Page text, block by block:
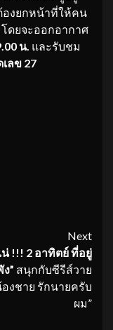
องยกหน้าที่ให้คน
ดยจะออกอากาศ
น. และรับชม
ลข 27
Next
น่ !!! 2 อาทิตย์ ที่อยู่
” สนุกกับซีรีส์วาย
งชาย รักนายครับ
ผม”